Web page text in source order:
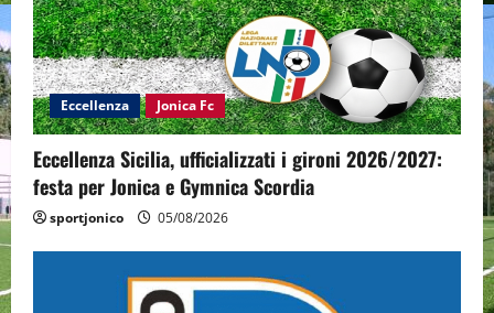
Eccellenza Jonica Fc
Eccellenza Sicilia, ufficializzati i gironi 2026/2027:
festa per Jonica e Gymnica Scordia
sportjonico 05/08/2026